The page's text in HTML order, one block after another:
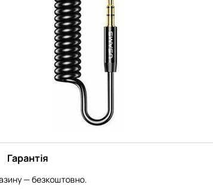
Гарантія
— безкоштовно.